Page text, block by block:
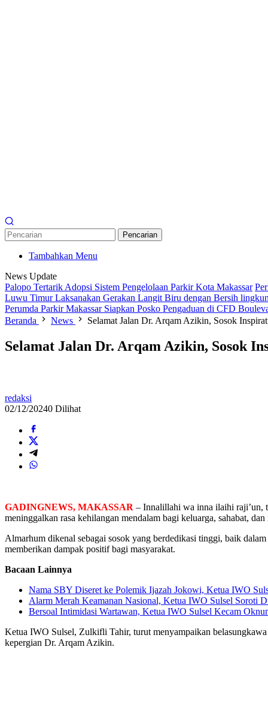
Pencarian
Tambahkan Menu
News Update
Palopo Tertarik Adopsi Sistem Pengelolaan Parkir Kota Makassar
Luwu Timur Laksanakan Gerakan Langit Biru dengan Bersih
Perumda Parkir Makassar Siapkan Posko Pengaduan di CFD
Beranda
News Selamat Jalan Dr. Arqam Azikin, Sosok
Selamat Jalan Dr. Arqam Azikin, Sosok
redaksi
02/12/20240 Dilihat
GADINGNEWS, MAKASSAR – Innalillahi wa inna ilaihi raji’un,
meninggalkan rasa kehilangan mendalam bagi keluarga, sahabat,
Almarhum dikenal sebagai sosok yang berdedikasi tinggi, baik
memberikan dampak positif bagi masyarakat.
Bacaan Lainnya
Nama SBY Diseret ke Polemik Ijazah Jokowi, Ketua IWO
Alarm Merah Keamanan Nasional, Ketua IWO Sulsel Soroti
Bersoal Intimidasi Wartawan, Ketua IWO Sulsel Kecam
Ketua IWO Sulsel, Zulkifli Tahir, turut menyampaikan
kepergian Dr. Arqam Azikin.